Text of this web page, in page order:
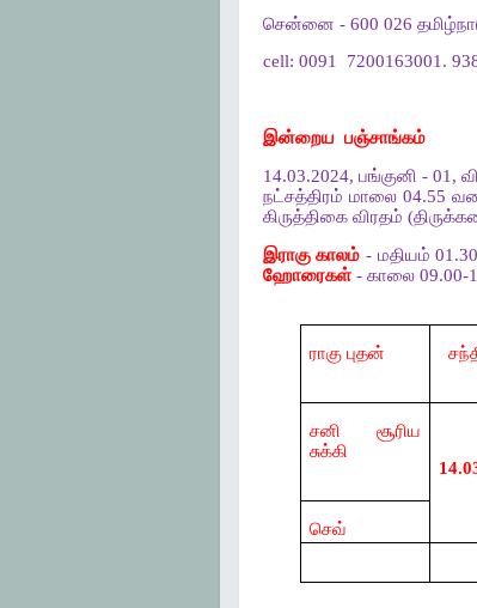
சென்னை - 600 026
cell: 0091
7200163001.
இன்றைய பஞ்சாங்கம்
14.03.2024, பங்குனி - 01,
நட்சத்திரம் மாலை 04.55
கிருத்திகை விரதம்
இராகு காலம் - மதியம்
ஹோரைகள்- காலை 09.00-
ராகு புதன்
சனி சூரிய
சுக்கி
செவ்